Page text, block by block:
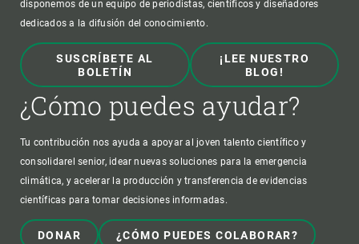
disponemos de un equipo de periodistas, científicos y diseñadores
dedicados a la difusión del conocimiento.
SUSCRÍBETE AL
BOLETÍN
¡LEE NUESTRO
BLOG!
¿Cómo puedes ayudar?
Tu contribución nos ayuda a apoyar al joven talento científico y
consolidarel senior, idear nuevas soluciones para la emergencia
climática, y acelerar la producción y transferencia de evidencias
científicas para tomar decisiones informadas.
DONAR ¿CÓMO PUEDES COLABORAR?